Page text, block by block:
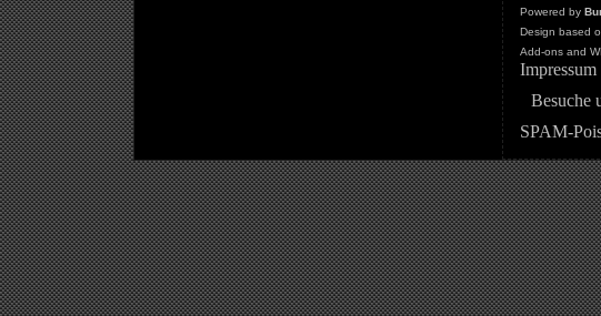
Powered by
Design based
Add-ons and
Impressum
Besuche
SPAM-